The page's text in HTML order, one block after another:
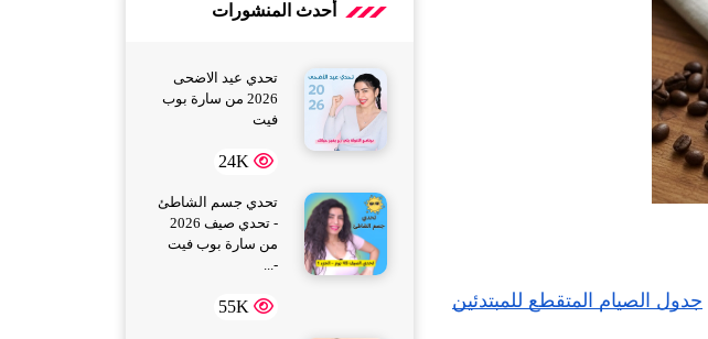
جدول الصيام المتقطع للمبتدئين
أحدث المنشورات
تحدي عيد الاضحى
2026 من سارة بوب
فيت
24K
تحدي جسم الشاطئ
- تحدي صيف 2026
من سارة بوب فيت
-...
55K